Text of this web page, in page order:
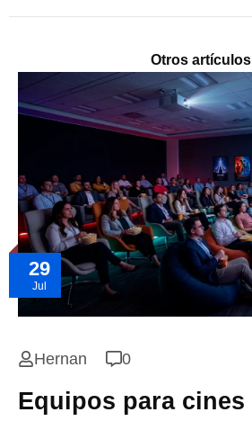
Otros artículos
29
Jul
Hernan 0
Equipos para cines